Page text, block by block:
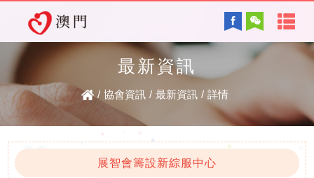
首
頁
關
於
協會背景及方針
服務內容
智障的認識
電子讀物
English
最新資訊
/ 協會資訊 / 最新資訊 / 詳情
展智會籌設新綜服中心